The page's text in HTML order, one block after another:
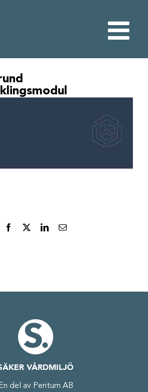
Facebook LinkedIn
E-
VÅRDMILJÖ
En del av Peritum AB